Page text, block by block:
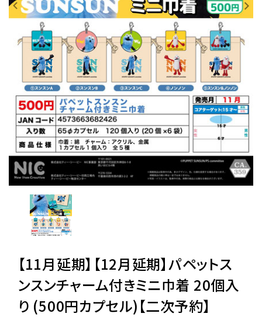
レンタル
景品・玩具・文具
販促用カプセルトイ
よくあるご質問
ご利用ガイド
06-6282-7659
【11月延期】【12月延期】パペットス
ンスンチャーム付きミニ巾着 20個入
り (500円カプセル)【二次予約】